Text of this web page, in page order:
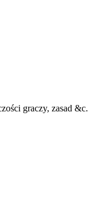
graczy, zasad &c.